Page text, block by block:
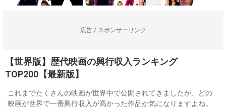
広告 / スポンサーリンク
【世界版】歴代映画の興行収入ランキング
TOP200【最新版】
これまでたくさんの映画が世界中で公開されてきましたが、どの
映画が世界で一番興行収入が高かった作品か気になりますよね。